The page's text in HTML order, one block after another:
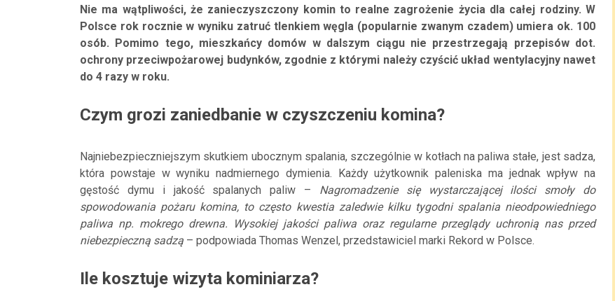
Nie ma wątpliwości, że zanieczyszczony komin to realne zagrożenie życia dla całej rodziny. W
Polsce rok rocznie w wyniku zatruć tlenkiem węgla (popularnie zwanym czadem) umiera ok. 100
osób. Pomimo tego, mieszkańcy domów w dalszym ciągu nie przestrzegają przepisów dot.
ochrony przeciwpożarowej budynków, zgodnie z którymi należy czyścić układ wentylacyjny nawet
do 4 razy w roku.
Czym grozi zaniedbanie w czyszczeniu komina?
Najniebezpieczniejszym skutkiem ubocznym spalania, szczególnie w kotłach na paliwa stałe, jest sadza,
która powstaje w wyniku nadmiernego dymienia. Każdy użytkownik paleniska ma jednak wpływ na
gęstość dymu i jakość spalanych paliw – Nagromadzenie się wystarczającej ilości smoły do
spowodowania pożaru komina, to często kwestia zaledwie kilku tygodni spalania nieodpowiedniego
paliwa np. mokrego drewna. Wysokiej jakości paliwa oraz regularne przeglądy uchronią nas przed
niebezpieczną sadzą – podpowiada Thomas Wenzel, przedstawiciel marki Rekord w Polsce.
Ile kosztuje wizyta kominiarza?